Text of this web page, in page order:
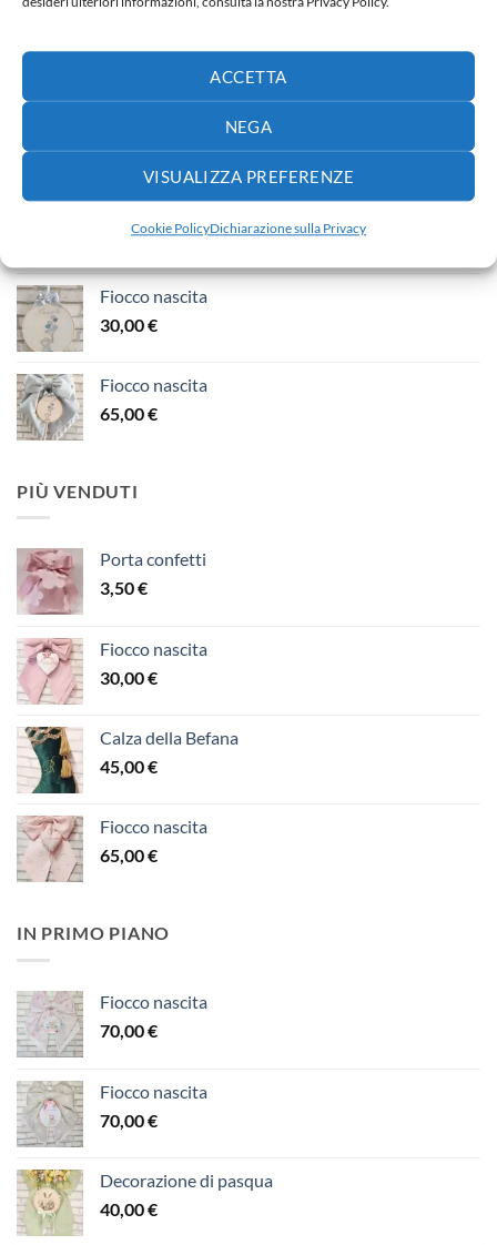
ACCETTA
NEGA
VISUALIZZA PREFERENZE
Cookie PolicyDichiarazione sulla Privacy
NUOVI ARRIVI
Fiocco nascita
40,00€
Fiocco nascita
30,00€
Fiocco nascita
65,00€
PIÙ VENDUTI
Porta confetti
3,50€
Fiocco nascita
30,00€
Calza della Befana
45,00€
Fiocco nascita
65,00€
IN PRIMO PIANO
Fiocco nascita
70,00€
Fiocco nascita
70,00€
Decorazione di pasqua
40,00€